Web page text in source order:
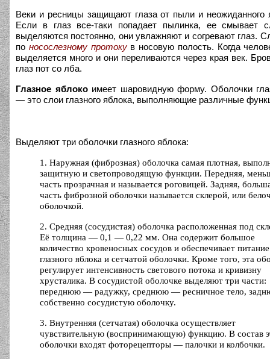
Веки и ресницы защищают глаза от пыли и неожиданного
Если в глаз все-таки попадает пылинка, ее смывает
выделяются постоянно, они увлажняют и согревают глаз.
по носослезному протокув носовую полость. Когда
выделяется много и они переливаются через края век.
глаз пот со лба.
Глазное яблокоимеет шаровидную форму. Оболочки
— это слои глазного яблока, выполняющие различные
Выделяют три оболочки глазного яблока:
1. Наружная (фиброзная) оболочка самая плотная,
защитную и светопроводящую функции. Передняя,
часть прозрачная и называется роговицей. Задняя,
часть фиброзной оболочки называется склерой, или
оболочкой.
2. Средняя (сосудистая) оболочка расположенная под
Её толщина — 0,1 — 0,22 мм. Она содержит большое
количество кровеносных сосудов и обеспечивает питание
глазного яблока и сетчатой оболочки. Кроме того, эта
регулирует интенсивность светового потока и кривизну
хрусталика. В сосудистой оболочке выделяют три части:
переднюю — радужку, среднюю — ресничное тело,
собственно сосудистую оболочку.
3. Внутренняя (сетчатая) оболочка осуществляет
чувствительную (воспринимающую) функцию. В состав
оболочки входят фоторецепторы — палочки и колбочки.